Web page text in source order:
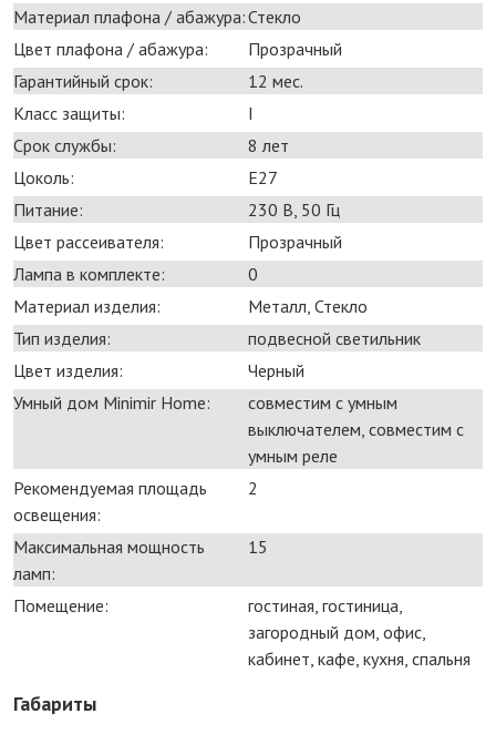
Материал плафона / абажура:Стекло
Цвет плафона / абажура:
Прозрачный
Гарантийный срок:
12 мес.
Класс защиты:
I
Срок службы:
8 лет
Цоколь:
E27
Питание:
230 В, 50 Гц
Цвет рассеивателя:
Прозрачный
Лампа в комплекте:
0
Материал изделия:
Металл, Стекло
Тип изделия:
подвесной светильник
Цвет изделия:
Черный
Умный дом Minimir Home:
совместим с умным
выключателем, совместим с
умным реле
Рекомендуемая площадь
освещения:
2
Максимальная мощность
ламп:
15
Помещение:
гостиная, гостиница,
загородный дом, офис,
кабинет, кафе, кухня, спальня
Габариты